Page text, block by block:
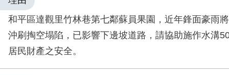
和平區達觀里竹林巷第七鄰蘇員果園，近年鋒面豪雨
沖刷掏空塌陷，已影響下邊坡道路，請協助施作水溝
居民財產之安全。